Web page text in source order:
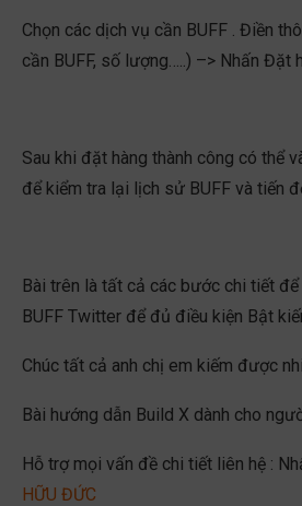
Chọn các dịch vụ cần BUFF . Điền
cần BUFF, số lượng…..) –> Nhấn Đặt
Sau khi đặt hàng thành công có thể
để kiểm tra lại lịch sử BUFF và tiến
Bài trên là tất cả các bước chi tiết
BUFF Twitter để đủ điều kiện Bật
Chúc tất cả anh chị em kiếm được
Bài hướng dẫn Build X dành cho
Hỗ trợ mọi vấn đề chi tiết liên hệ :
HỮU ĐỨC